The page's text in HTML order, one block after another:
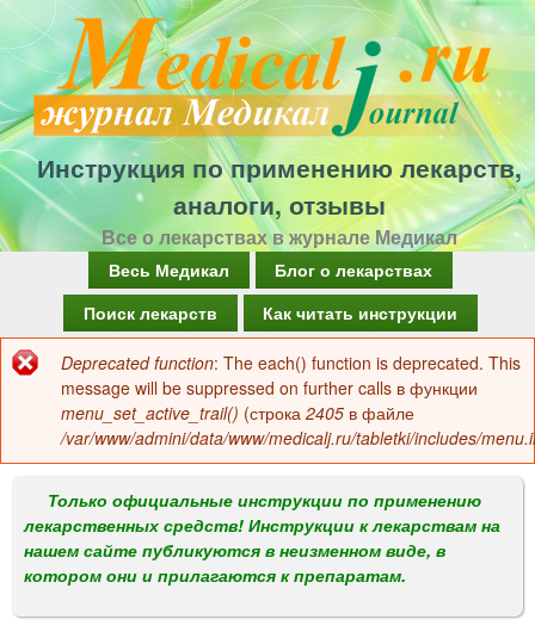
Перейти
к
основному
содержанию
Инструкция по применению лекарств,
аналоги, отзывы
Все о лекарствах в журнале Медикал
а
в
о
м
е
н
Весь Медикал
Блог о лекарствах
Поиск лекарств
Как читать инструкции
Сообщение
об
ошибке
Deprecated function: The each() function is deprecated. This
message will be suppressed on further calls в функции
menu_set_active_trail() (строка 2405 в файле
/var/www/admini/data/www/medicalj.ru/tabletki/includes/
Только официальные инструкции по применению
лекарственных средств! Инструкции к лекарствам на
нашем сайте публикуются в неизменном виде, в
котором они и прилагаются к препаратам.